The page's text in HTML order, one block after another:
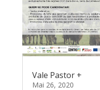
Vale Pastor +
Mai 26, 2020